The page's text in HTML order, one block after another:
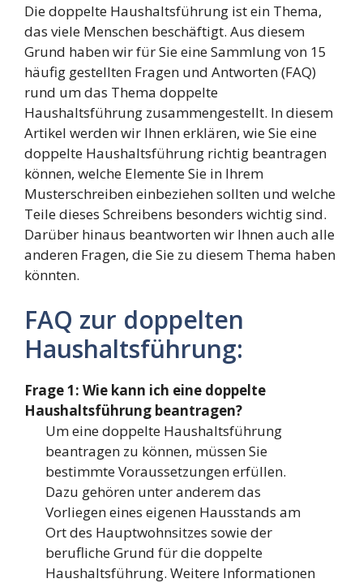
Die doppelte Haushaltsführung ist ein Thema,
das viele Menschen beschäftigt. Aus diesem
Grund haben wir für Sie eine Sammlung von 15
häufig gestellten Fragen und Antworten (FAQ)
rund um das Thema doppelte
Haushaltsführung zusammengestellt. In diesem
Artikel werden wir Ihnen erklären, wie Sie eine
doppelte Haushaltsführung richtig beantragen
können, welche Elemente Sie in Ihrem
Musterschreiben einbeziehen sollten und welche
Teile dieses Schreibens besonders wichtig sind.
Darüber hinaus beantworten wir Ihnen auch alle
anderen Fragen, die Sie zu diesem Thema haben
könnten.
FAQ zur doppelten
Haushaltsführung:
Frage 1: Wie kann ich eine doppelte
Haushaltsführung beantragen?
Um eine doppelte Haushaltsführung
beantragen zu können, müssen Sie
bestimmte Voraussetzungen erfüllen.
Dazu gehören unter anderem das
Vorliegen eines eigenen Hausstands am
Ort des Hauptwohnsitzes sowie der
berufliche Grund für die doppelte
Haushaltsführung. Weitere Informationen